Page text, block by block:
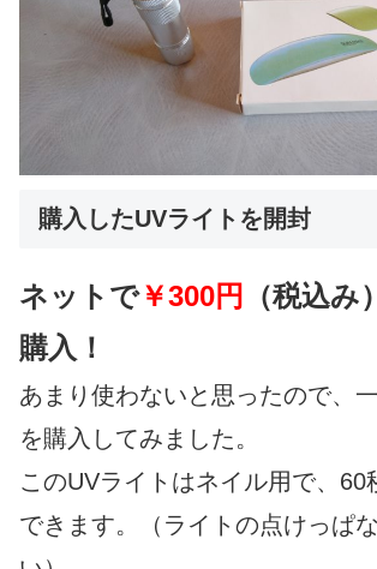
購入したUVライトを開封
ネットで￥300円
（税込
購入！
あまり使わないと思ったので、
を購入してみました。
このUVライトはネイル用で、60
できます。（ライトの点けっぱ